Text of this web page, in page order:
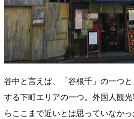
谷中と言えば、「谷根千」の一つ
する下町エリアの一つ。外国人観
らここまで近いとは思っていなかっ